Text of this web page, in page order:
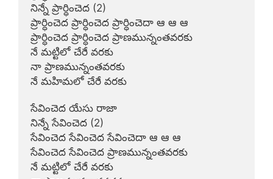
నిన్నే ప్రార్ధించెద (2)
ప్రార్ధించెద ప్రార్ధించెద ప్రార్ధించెదా ఆ ఆ ఆ
ప్రార్ధించెద ప్రార్ధించెద ప్రాణమున్నంతవరకు
నే మట్టిలో చేరే వరకు
నా ప్రాణమున్నంతవరకు
నే మహిమలో చేరే వరకు
సేవించెద యేసు రాజా
నిన్నే సేవించెద (2)
సేవించెద సేవించెద సేవించెదా ఆ ఆ ఆ
సేవించెద సేవించెద ప్రాణమున్నంతవరకు
నే మట్టిలో చేరే వరకు